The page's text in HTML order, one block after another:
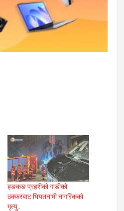
हङकङ प्रहरीको गाडीको
ठक्करबाट भियतनामी नागरिकको
मृत्यु..